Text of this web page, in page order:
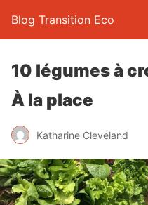
Blog Transition Eco
10 légumes à
À la place
Katharine Cleveland